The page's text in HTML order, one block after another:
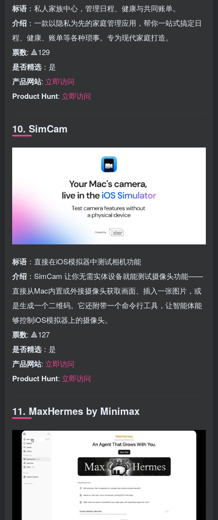
标语 ：私人家族中心，管理日程、健康与共同账单。
介绍 ：一款以隐私为先的家庭管理应用，帮你一站式搞定日
程、健康、账单等各种琐事。专为现代家庭打造。
票数: 🔺129
是否精选 ：是
产品网站: 立即访问
Product Hunt: 立即访问
10. SimCam
标语 ：直接在iOS模拟器中测试相机功能
介绍 ：SimCam 让你无需实体设备就能测试摄像头功能——
直接从Mac内置或外接摄像头获取画面、插入一张图片，或
是生成一个二维码。它还附带一个命令行工具，让智能体能
够控制iOS模拟器上的摄像头。
票数: 🔺127
是否精选 ：是
产品网站: 立即访问
Product Hunt: 立即访问
11. MaxHermes by Minimax